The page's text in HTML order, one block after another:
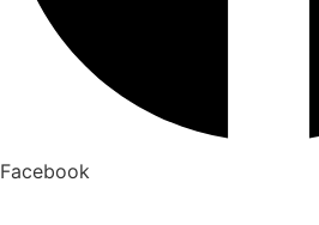
Facebook